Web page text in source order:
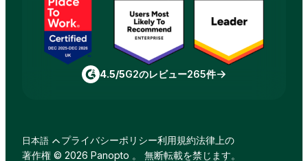
4.5/5G2のレビュー265件
日本語 プライバシーポリシー利用規約法律上の
著作権 © 2026 Panopto 。 無断転載を禁じます。